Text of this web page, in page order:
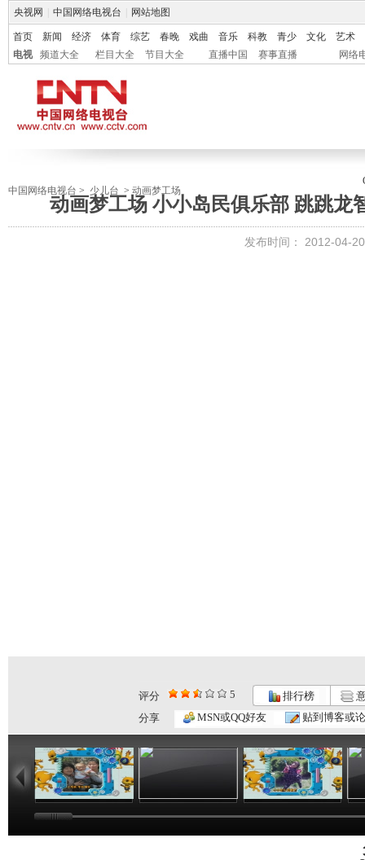
央视网 中国网络电视台 网站地图
首页 新闻 经济 体育 综艺 春晚 戏曲 音乐 科教 青少 文化
艺术
电视
频道大全 栏目大全 节目大全 直播中国 赛事直播 网络
中国网络电视台 > 少儿台 > 动画梦工场
动画梦工场 小小岛民俱乐部 跳跳龙
发布时间： 2012-04-
评分 5 排行榜
分享
MSN或QQ好友 贴到博客或
02:44
动画梦工场...
02:50
动画梦工场...
02:48